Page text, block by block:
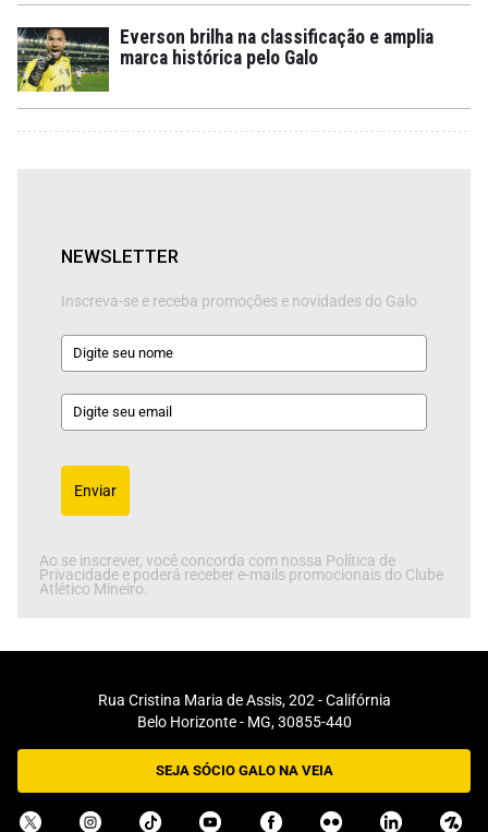
Everson brilha na classificação e amplia
marca histórica pelo Galo
NEWSLETTER
Inscreva-se e receba promoções e novidades do Galo
Enviar
Ao se inscrever, você concorda com nossa Política de
Privacidade e poderá receber e-mails promocionais do Clube
Atlético Mineiro.
Rua Cristina Maria de Assis, 202 - Califórnia
Belo Horizonte - MG, 30855-440
SEJA SÓCIO GALO NA VEIA